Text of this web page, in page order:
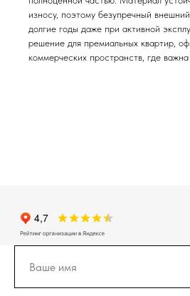
износу, поэтому безупречный
долгие годы даже при активной
решение для премиальных квартир,
коммерческих пространств, где важна